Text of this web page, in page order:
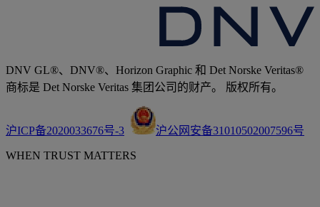
DNV GL®、DNV®、Horizon Graphic 和 Det Norske Veritas®
商标是 Det Norske Veritas 集团公司的财产。 版权所有。
沪ICP备2020033676号-3 沪公网安备31010502007596号
WHEN TRUST MATTERS